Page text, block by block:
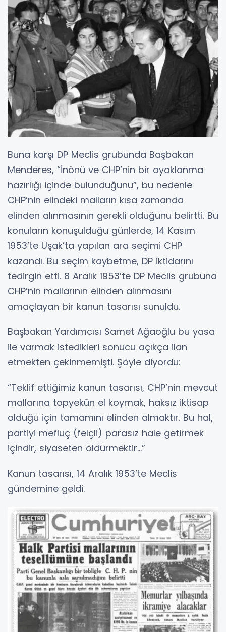
Buna karşı DP Meclis grubunda Başbakan
Menderes, “İnönü ve CHP’nin bir ayaklanma
hazırlığı içinde bulunduğunu”, bu nedenle
CHP’nin elindeki malların kısa zamanda
elinden alınmasının gerekli olduğunu belirtti. Bu
konuların konuşulduğu günlerde, 14 Kasım
1953’te Uşak’ta yapılan ara seçimi CHP
kazandı. Bu seçim kaybetme, DP iktidarını
tedirgin etti. 8 Aralık 1953’te DP Meclis grubuna
CHP’nin mallarının elinden alınmasını
amaçlayan bir kanun tasarısı sunuldu.
Başbakan Yardımcısı Samet Ağaoğlu bu yasa
ile varmak istedikleri sonucu açıkça ilan
etmekten çekinmemişti. Şöyle diyordu:
“Teklif ettiğimiz kanun tasarısı, CHP’nin mevcut
mallarına topyekûn el koymak, haksız iktisap
olduğu için tamamını elinden almaktır. Bu hal,
partiyi mefluç (felçli) parasız hale getirmek
içindir, siyaseten öldürmektir...”
Kanun tasarısı, 14 Aralık 1953’te Meclis
gündemine geldi.